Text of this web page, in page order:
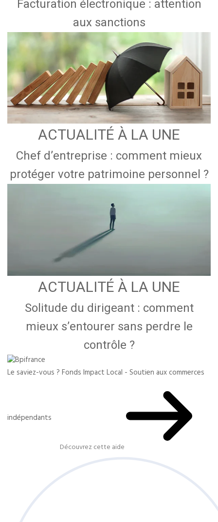
Facturation électronique : attention
aux sanctions
ACTUALITÉ À LA UNE
Chef d’entreprise : comment mieux
protéger votre patrimoine personnel ?
ACTUALITÉ À LA UNE
Solitude du dirigeant : comment
mieux s’entourer sans perdre le
contrôle ?
Le saviez-vous ?Fonds Impact Local - Soutien aux commerces
indépendants
Découvrez cette aide